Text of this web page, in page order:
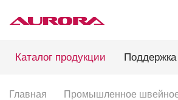
Каталог продукции
Главная Промышленное